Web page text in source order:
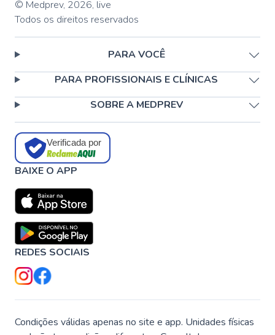
© Medprev, 2026, live
Todos os direitos reservados
PARA VOCÊ
PARA PROFISSIONAIS E CLÍNICAS
SOBRE A MEDPREV
Verificada por
BAIXE O APP
REDES SOCIAIS
Condições válidas apenas no site e app. Unidades físicas